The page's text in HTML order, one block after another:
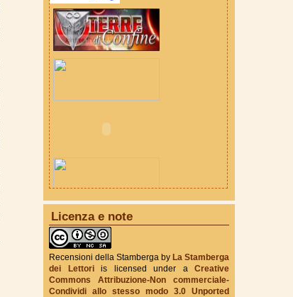
True Fantasy Italy
Licenza e note
Recensioni della Stamberga by La Stamberga
dei Lettoriis licensed under a Creative
Commons Attribuzione-Non commerciale-
Condividi allo stesso modo 3.0 Unported